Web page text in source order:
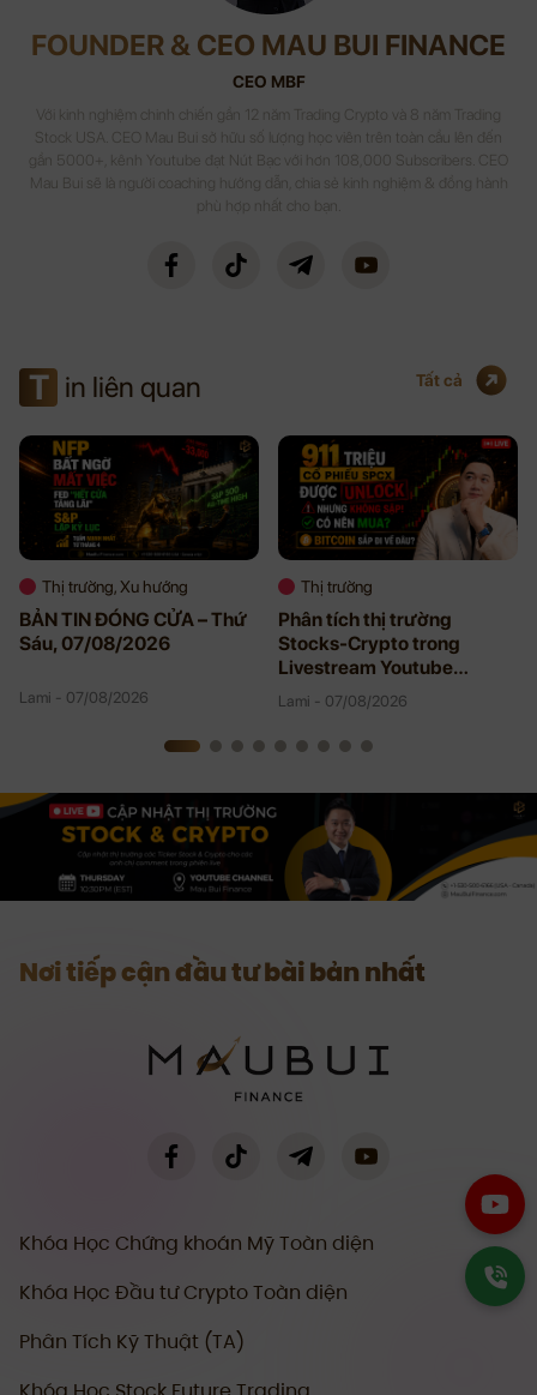
FOUNDER & CEO MAU BUI FINANCE
CEO MBF
Với kinh nghiệm chinh chiến gần 12 năm Trading Crypto và 8 năm Trading
Stock USA. CEO Mau Bui sở hữu số lượng học viên trên toàn cầu lên đến
gần 5000+, kênh Youtube đạt Nút Bạc với hơn 108,000 Subscribers. CEO
Mau Bui sẽ là người coaching hướng dẫn, chia sẻ kinh nghiệm & đồng hành
phù hợp nhất cho bạn.
T in liên quan Tất cả
Thị trường, Xu hướng
BẢN TIN ĐÓNG CỬA – Thứ
Sáu, 07/08/2026
Lami - 07/08/2026
Thị trường
Phân tích thị trường
Stocks-Crypto trong
Livestream Youtube
08/06/2026
Lami - 07/08/2026
Nơi tiếp cận đầu tư bài bản nhất
Khóa Học Chứng khoán Mỹ Toàn diện
Khóa Học Đầu tư Crypto Toàn diện
Phân Tích Kỹ Thuật (TA)